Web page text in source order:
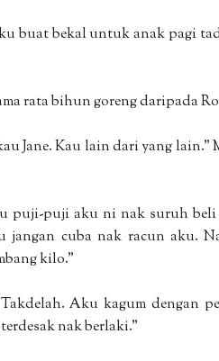
buat bekal untuk anak pagi
rata bihun goreng daripada
Jane. Kau lain dari yang
puji-puji aku ni nak suruh
jangan cuba nak racun aku.
kilo."
Aku kagum dengan
nak berlaki."